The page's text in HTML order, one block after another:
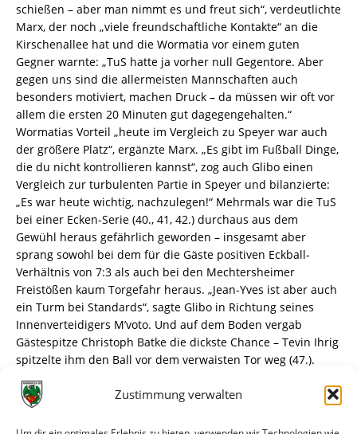
Zustimmung verwalten
schießen – aber man nimmt es und freut sich“, verdeutlichte
Marx, der noch „viele freundschaftliche Kontakte“ an die
Kirschenallee hat und die Wormatia vor einem guten
Gegner warnte: „TuS hatte ja vorher null Gegentore. Aber
gegen uns sind die allermeisten Mannschaften auch
besonders motiviert, machen Druck – da müssen wir oft vor
allem die ersten 20 Minuten gut dagegengehalten.“
Wormatias Vorteil „heute im Vergleich zu Speyer war auch
der größere Platz“, ergänzte Marx. „Es gibt im Fußball Dinge,
die du nicht kontrollieren kannst“, zog auch Glibo einen
Vergleich zur turbulenten Partie in Speyer und bilanzierte:
„Es war heute wichtig, nachzulegen!“ Mehrmals war die TuS
bei einer Ecken-Serie (40., 41, 42.) durchaus aus dem
Gewühl heraus gefährlich geworden – insgesamt aber
sprang sowohl bei dem für die Gäste positiven Eckball-
Verhältnis von 7:3 als auch bei den Mechtersheimer
Freistößen kaum Torgefahr heraus. „Jean-Yves ist aber auch
ein Turm bei Standards“, sagte Glibo in Richtung seines
Innenverteidigers M’voto. Und auf dem Boden vergab
Gästespitze Christoph Batke die dickste Chance – Tevin Ihrig
spitzelte ihm den Ball vor dem verwaisten Tor weg (47.).
Stattdessen traf gegenüber Sandro Loechelt zum 3:0 – auch
aus 20 Metern (49.)
Damit war die Gäste-Luft größtenteils raus – nur von